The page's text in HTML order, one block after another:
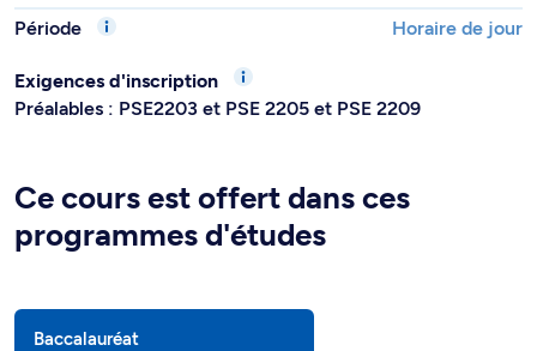
Période
Horaire de jour
Exigences d'inscription
Préalables : PSE2203 et PSE 2205 et PSE 2209
Ce cours est offert dans ces
programmes d'études
Baccalauréat